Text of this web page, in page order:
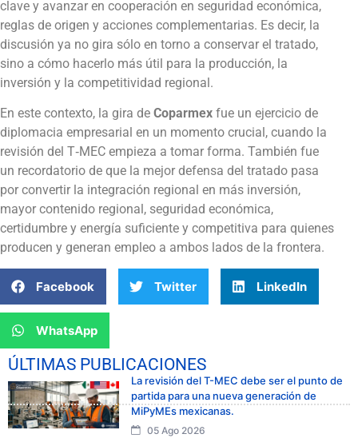
clave y avanzar en cooperación en seguridad económica,
reglas de origen y acciones complementarias. Es decir, la
discusión ya no gira sólo en torno a conservar el tratado,
sino a cómo hacerlo más útil para la producción, la
inversión y la competitividad regional.
En este contexto, la gira de Coparmex fue un ejercicio de
diplomacia empresarial en un momento crucial, cuando la
revisión del T‑MEC empieza a tomar forma. También fue
un recordatorio de que la mejor defensa del tratado pasa
por convertir la integración regional en más inversión,
mayor contenido regional, seguridad económica,
certidumbre y energía suficiente y competitiva para quienes
producen y generan empleo a ambos lados de la frontera.
Facebook Twitter LinkedIn
WhatsApp
ÚLTIMAS PUBLICACIONES
La revisión del T-MEC debe ser el punto de
partida para una nueva generación de
MiPyMEs mexicanas.
05 Ago 2026